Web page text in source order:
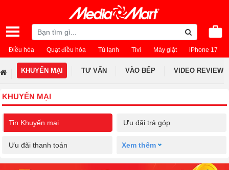
Điều hòa Quạt điều hòa Tủ lạnh Tivi Máy giặt iPhone 17
KHUYẾN MẠI TƯ VẤN VÀO BẾP VIDEO REVIEW
KHUYẾN MẠI
Tin Khuyến mại Ưu đãi trả góp
Ưu đãi thanh toán Xem thêm